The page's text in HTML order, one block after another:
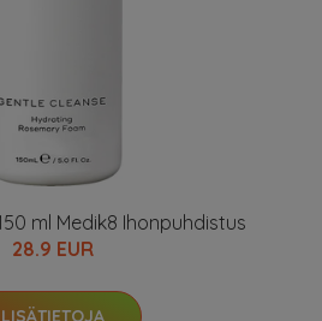
ml Medik8 Ihonpuhdistus
28.9 EUR
LISÄTIETOJA